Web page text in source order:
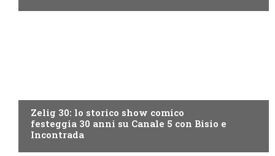
Zelig 30: lo storico show comico
festeggia 30 anni su Canale 5 con Bisio e
Incontrada